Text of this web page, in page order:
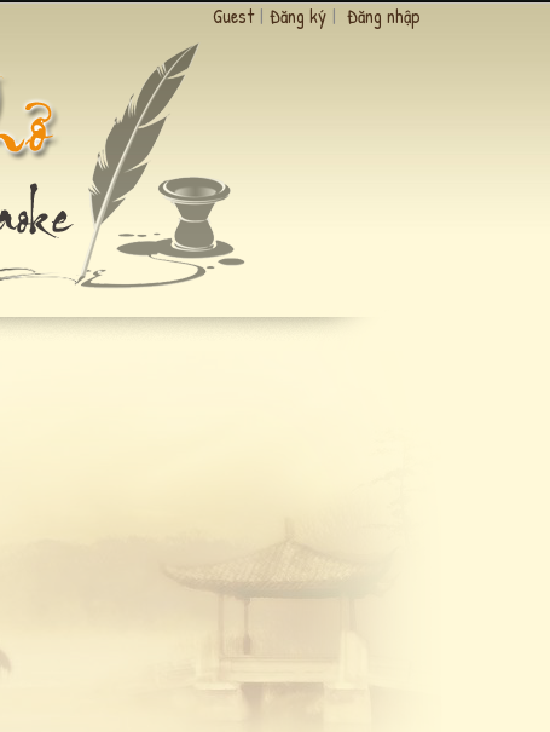
Guest | Đăng ký | Đăng nhập